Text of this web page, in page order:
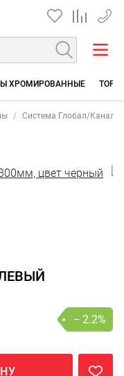
+7
ХРОМИРОВАННЫЕ
Система Глобал/
− 2.2%